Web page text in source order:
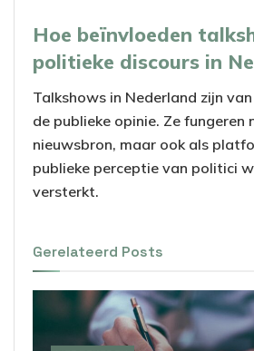
Hoe beïnvloeden
politieke discours in
Talkshows in Nederland zijn
de publieke opinie. Ze fungeren
nieuwsbron, maar ook als
publieke perceptie van politici
versterkt.
Gerelateerd Posts